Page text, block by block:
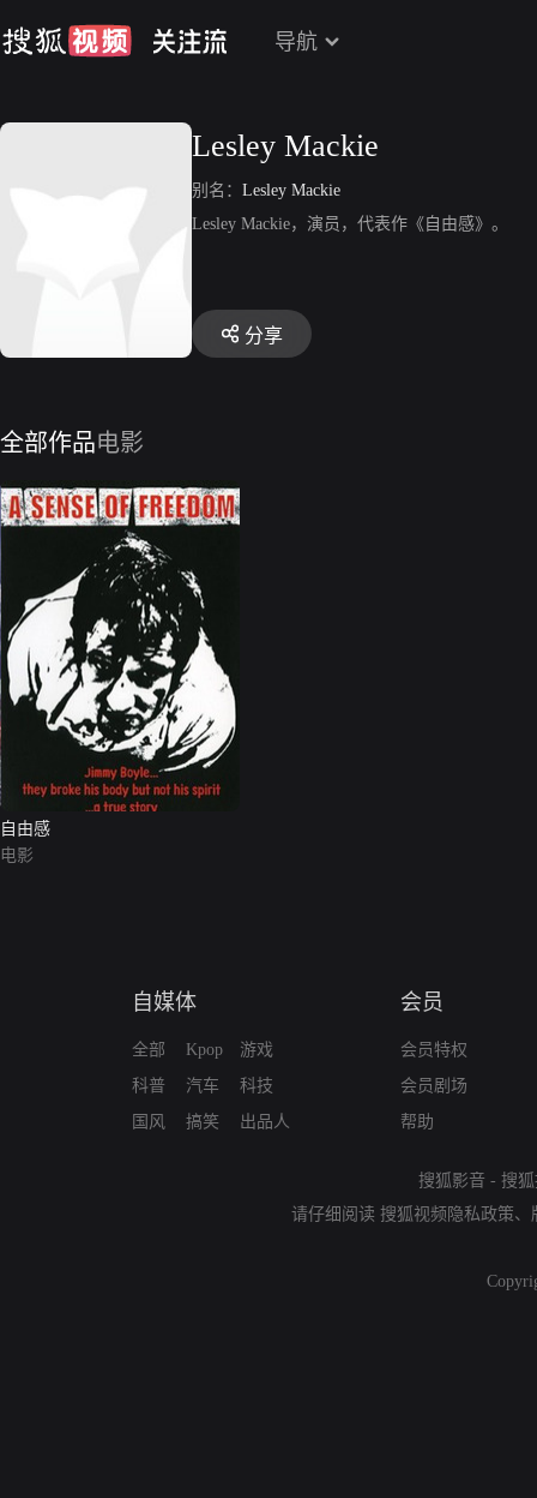
导航
Lesley Mackie
别名： Lesley Mackie
Lesley Mackie，演员，代表作《自由感》。
分享
全部作品电影
自由感
电影
自媒体
全部
科普
国风
Kpop
汽车
搞笑
游戏
科技
出品人
会员
会员特权
会员剧场
帮助
搜狐影音 - 搜
请仔细阅读 搜狐视频隐私政策、